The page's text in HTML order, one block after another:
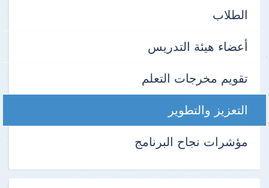
الطلاب
أعضاء هيئة التدريس
تقويم مخرجات التعلم
التعزيز والتطوير
مؤشرات نجاح البرنامج